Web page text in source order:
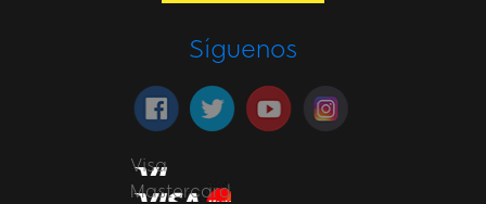
Síguenos
Visa
Mastercard